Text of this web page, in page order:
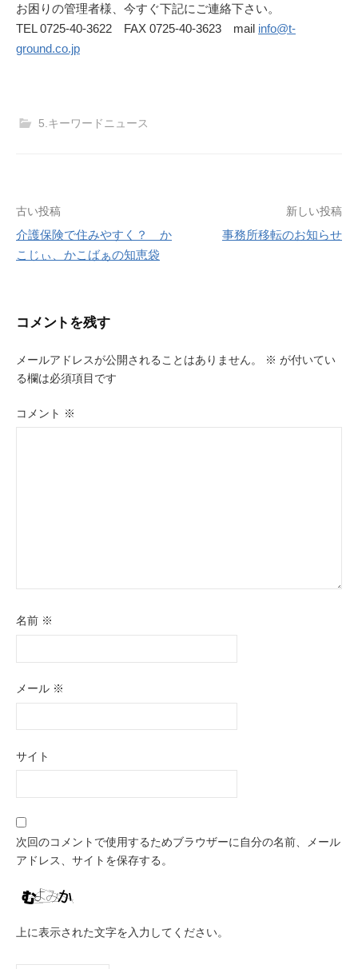
お困りの管理者様、今すぐ下記にご連絡下さい。
TEL 0725-40-3622 FAX 0725-40-3623 mail info@t-
ground.co.jp
5.キーワードニュース
投
稿
ゲ
ー
シ
ョ
古い投稿
介護保険で住みやすく？ か
こじぃ、かこばぁの知恵袋
新しい投稿
事務所移転のお知らせ
コメントを残す
メールアドレスが公開されることはありません。 ※ が付いてい
る欄は必須項目です
コメント ※
名前 ※
メール ※
サイト
次回のコメントで使用するためブラウザーに自分の名前、メール
アドレス、サイトを保存する。
上に表示された文字を入力してください。